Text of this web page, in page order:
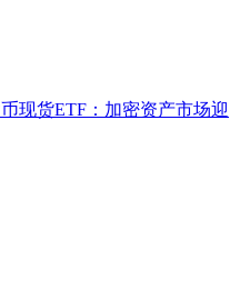
现货ETF：加密资产市场迎